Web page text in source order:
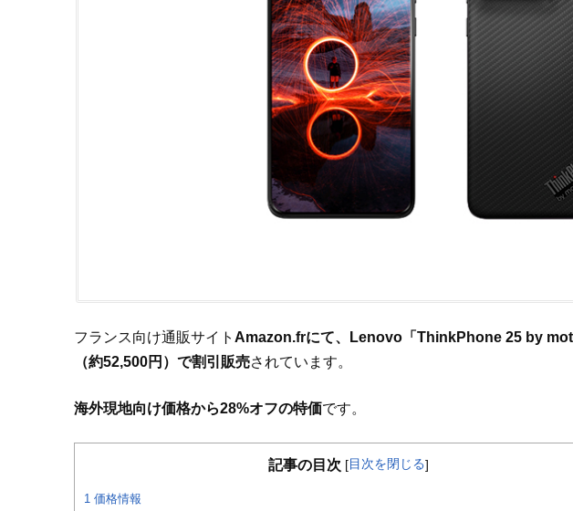
フランス向け通販サイト Amazon.frにて、Lenovo「ThinkPhone 25 by
（約52,500円）で割引販売されています。
海外現地向け価格から28%オフの特価です。
記事の目次 [目次を閉じる]
1価格情報